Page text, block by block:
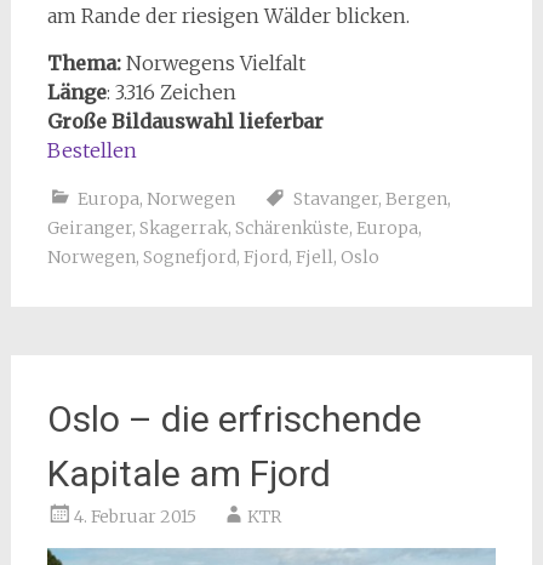
am Rande der riesigen Wälder blicken.
Thema:Norwegens Vielfalt
Länge: 3.316 Zeichen
Große Bildauswahl lieferbar
Bestellen
Europa, Norwegen Stavanger, Bergen,
Geiranger, Skagerrak, Schärenküste, Europa,
Norwegen, Sognefjord, Fjord, Fjell, Oslo
Oslo – die erfrischende
Kapitale am Fjord
4. Februar 2015 KTR